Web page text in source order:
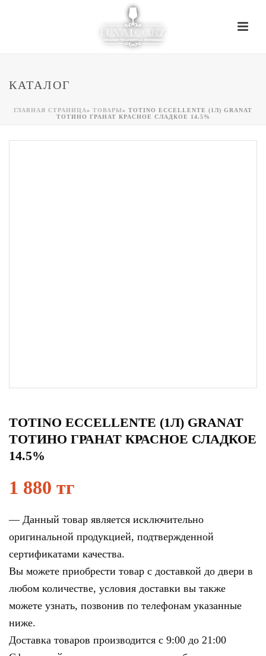
КАТАЛОГ
ГЛАВНАЯ СТРАНИЦА» ТОВАРЫ» TOTINO ECCELLENTE (1Л) GRANAT
ТОТИНО ГРАНАТ КРАСНОЕ СЛАДКОЕ 14.5%
TOTINO ECCELLENTE (1Л) GRANAT
ТОТИНО ГРАНАТ КРАСНОЕ СЛАДКОЕ
14.5%
1 880 тг
— Данный товар является исключительно
оригинальной продукцией, подтвержденной
сертификатами качества.
Вы можете приобрести товар с доставкой до двери в
любом количестве, условия доставки вы также
можете узнать, позвонив по телефонам указанные
ниже.
Доставка товаров производится с 9:00 до 21:00